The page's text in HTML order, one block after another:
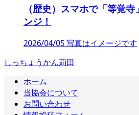
（歴史）スマホで「等覚
ンジ！
2026/04/05 写真はイメージです
しっちょうかん苅田
ホーム
当協会について
お問い合わせ